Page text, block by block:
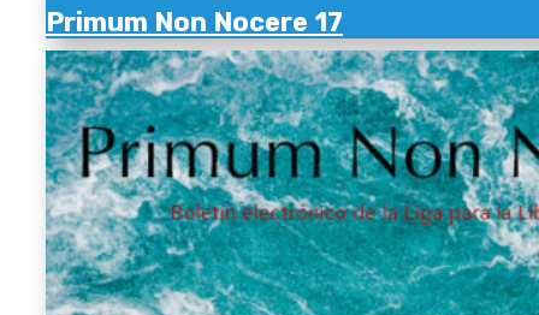
Primum Non Nocere 17